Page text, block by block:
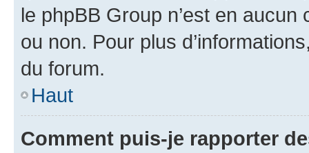
le phpBB Group n’est en
ou non. Pour plus
du forum.
Haut
Comment puis-je rapporter